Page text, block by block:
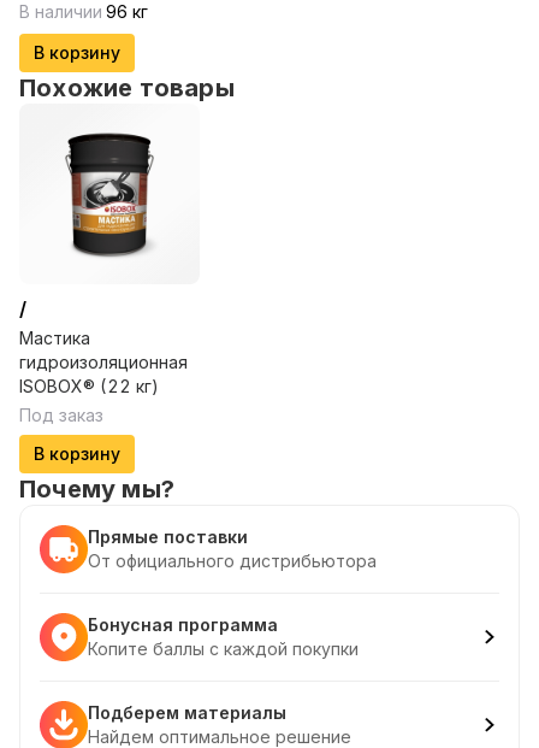
В наличии 96 кг
В корзину
Похожие товары
/
Мастика
гидроизоляционная
ISOBOX® (22 кг)
Под заказ
В корзину
Почему мы?
Прямые поставки
От официального дистрибьютора
Бонусная программа
Копите баллы с каждой покупки
Подберем материалы
Найдем оптимальное решение